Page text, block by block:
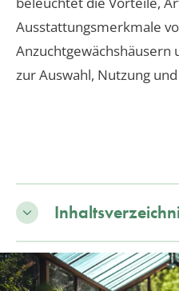
Ausstattungsmerkmale
Anzuchtgewächshäusern
zur Auswahl, Nutzung